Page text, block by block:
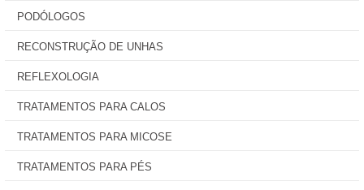
PODÓLOGOS
RECONSTRUÇÃO DE UNHAS
REFLEXOLOGIA
TRATAMENTOS PARA CALOS
TRATAMENTOS PARA MICOSE
TRATAMENTOS PARA PÉS